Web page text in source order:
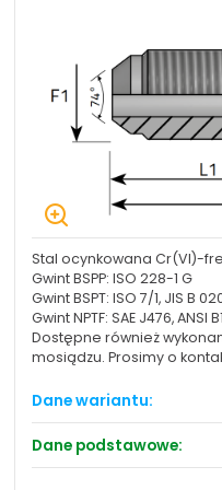
uszczelnienia@chss.pl
Centrum Hydrauliki
59-400 Jawor, ul. Kuziennicza 5,
Biuro obsługi klienta:
+48 535 424 483
+48 665 001 660
jawor@chss.pl
PN-PT: 7:00 - 16:00
Projektowanie i budowa
POWER HYDRAULICS
Sp. z o.o.
Stal ocynkowana Cr(VI)-
Gwint BSPP: ISO 228-1 G
Gwint BSPT: ISO 7/1, JIS B
Gwint NPTF: SAE J476, ANSI
Dostępne również
mosiądzu. Prosimy o
Dane wariantu:
Dopuszczalna
-
Dane podstawowe: